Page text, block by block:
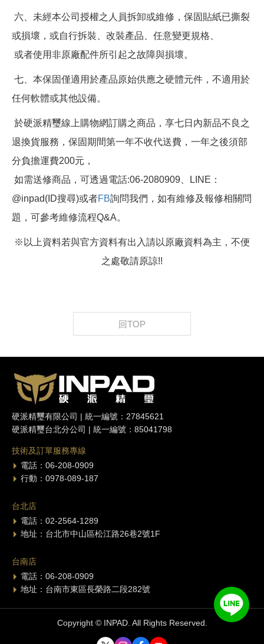
六、未經本公司授權之人員拆卸或維修，保固貼紙已撕裂
或損壞，或自行拆裝、改裝產品、任意變更規格、
或者使用非原廠配件所引起之故障與損壞。
七、本保固僅適用於產品原始供應之硬體元件，不適用於
任何軟體或其他設備。
於硬派精璽線上購物網訂購之商品，享七日內新品不良之
退換貨服務，保固期間第一年不收代送費，一年之後須部
分負擔運費200元，
如需送修商品，可透過電話:06-2080909、LINE：
@inpad(ID搜尋)或者FB詢問我們，如有維修及報修相關問
題，可參考維修流程Q&A。
※以上資料若與官方資料有出入請以原廠資料為主，不便
之處敬請原諒!!
回TOP
硬派精璽有限公司 | 統一編號：27845621
硬派精璽台北分公司 | 統一編號：85041798
技術及訂單服務專線
電話：06-208-0909
行動：0978-089-187
台北店
電話：02-2564-1289
地址：台北市中山區松江路26巷2號1F
台南店
電話：06-208-0909
地址：台南市東區長榮路二段282號
Copyright © INPAD. All Rights Reserved.